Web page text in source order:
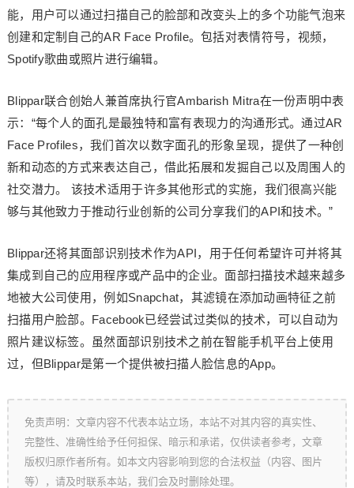
能，用户可以通过扫描自己的脸部和改变头上的多个功能气泡来
创建和定制自己的AR Face Profile。包括对表情符号，视频，
Spotify歌曲或照片进行编辑。
Blippar联合创始人兼首席执行官Ambarish Mitra在一份声明中表
示：“每个人的面孔是最独特和富有表现力的沟通形式。通过AR
Face Profiles，我们首次以数字面孔的形象呈现，提供了一种创
新和动态的方式来表达自己，借此拓展和发掘自己以及周围人的
社交潜力。 该技术适用于许多其他形式的实施，我们很高兴能
够与其他致力于推动行业创新的公司分享我们的API和技术。”
Blippar还将其面部识别技术作为API，用于任何希望许可并将其
集成到自己的应用程序或产品中的企业。面部扫描技术越来越多
地被大公司使用，例如Snapchat，其滤镜在添加动画特征之前
扫描用户脸部。Facebook已经尝试过类似的技术，可以自动为
照片建议标签。虽然面部识别技术之前在智能手机平台上使用
过，但Blippar是第一个提供被扫描人脸信息的App。
免责声明：文章内容不代表本站立场，本站不对其内容的真实性、
完整性、准确性给予任何担保、暗示和承诺，仅供读者参考，文章
版权归原作者所有。如本文内容影响到您的合法权益（内容、图片
等），请及时联系本站，我们会及时删除处理。